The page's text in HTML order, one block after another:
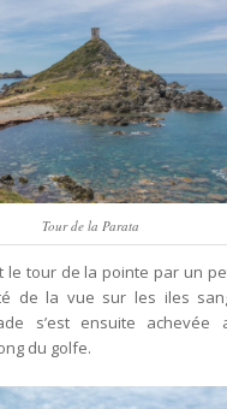
Tour de la Parata
le tour de la pointe par un
de la vue sur les iles
s’est ensuite achevée
du golfe.